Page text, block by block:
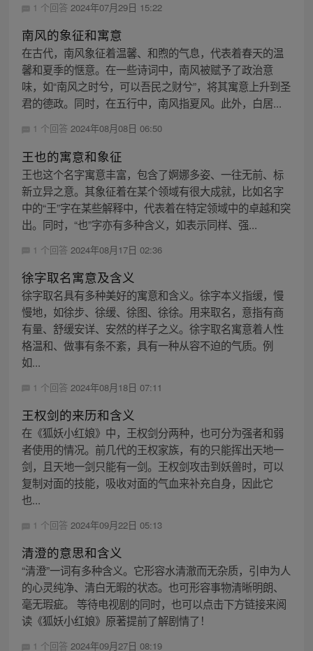
1 个回答 2024年07月29日 15:22
南风的象征和寓意
在古代，南风象征着温馨、和煦的气息，代表着春天的温
馨和夏季的惬意。在一些诗词中，南风被赋予了政治意
味，如“南风之时兮，可以吾民之财兮”，将其寓意上升到圣
君的德政。同时，在五行中，南风指夏风。此外，白居...
1 个回答 2024年08月08日 06:50
王也的寓意和象征
王也这个名字寓意丰富，包含了婀娜多姿、一往无前、标
新立异之意。其象征着在某个领域有很大成就，比如名字
中的“王”字在某些解释中，代表着在特定领域中的卓越和突
出。同时，“也”字亦有多种含义，如表示同样、强...
1 个回答 2024年08月17日 02:36
徐字取名寓意及含义
徐字取名具有多种美好的寓意和含义。徐字本义指缓，慢
慢地，如徐步、徐缓、徐图、徐徐。用来取名，意指有商
有量、舒缓安详、安然的样子之义。徐字取名寓意着人性
格温和、做事有条不紊，具有一种从容不迫的气质。例
如...
1 个回答 2024年08月18日 07:11
王权剑的来历和含义
在《狐妖小红娘》中，王权剑分两种，也可分为强者和弱
者使用的情况。前几代的王权家族，有的只能挥出天地一
剑，且天地一剑只能有一剑。王权剑攻击到妖兽时，可以
复制对面的技能，吸收对面的气血来补充自身，因此它
也...
1 个回答 2024年09月22日 05:13
清澄的意思和含义
“清澄”一词有多种含义。它形容水清澈而无杂质，引申为人
的心灵纯净、清白无暇的状态。也可形容事物清晰明朗、
毫无瑕疵。 等待电视剧的同时，也可以点击下方链接来阅
读《狐妖小红娘》原著提前了解剧情了！
1 个回答 2024年09月27日 08:19